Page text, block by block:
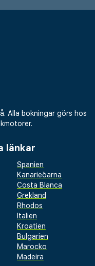
Alla bokningar görs hos
länkar
Spanien
Kanarieöarna
Costa Blanca
Grekland
Rhodos
Italien
Kroatien
Bulgarien
Marocko
Madeira